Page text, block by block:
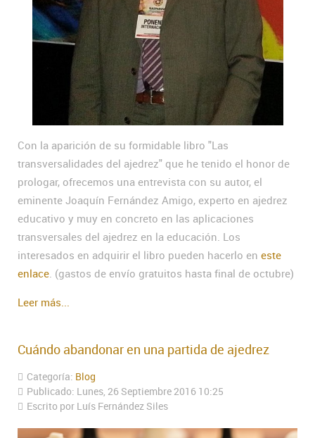
Con la aparición de su formidable libro "Las
transversalidades del ajedrez" que he tenido el honor de
prologar, ofrecemos una entrevista con su autor, el
eminente Joaquín Fernández Amigo, experto en ajedrez
educativo y muy en concreto en las aplicaciones
transversales del ajedrez en la educación. Los
interesados en adquirir el libro pueden hacerlo en este
enlace. (gastos de envío gratuitos hasta final de octubre)
Leer más...
Cuándo abandonar en una partida de ajedrez
Categoría: Blog
Publicado: Lunes, 26 Septiembre 2016 10:25
Escrito por Luís Fernández Siles